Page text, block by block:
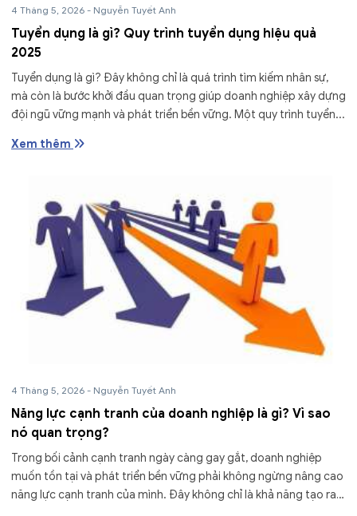
4 Tháng 5, 2026 - Nguyễn Tuyết Anh
Tuyển dụng là gì? Quy trình tuyển dụng hiệu quả
2025
Tuyển dụng là gì? Đây không chỉ là quá trình tìm kiếm nhân sự,
mà còn là bước khởi đầu quan trọng giúp doanh nghiệp xây dựng
đội ngũ vững mạnh và phát triển bền vững. Một quy trình tuyển...
Xem thêm
4 Tháng 5, 2026 - Nguyễn Tuyết Anh
Năng lực cạnh tranh của doanh nghiệp là gì? Vì sao
nó quan trọng?
Trong bối cảnh cạnh tranh ngày càng gay gắt, doanh nghiệp
muốn tồn tại và phát triển bền vững phải không ngừng nâng cao
năng lực cạnh tranh của mình. Đây không chỉ là khả năng tạo ra